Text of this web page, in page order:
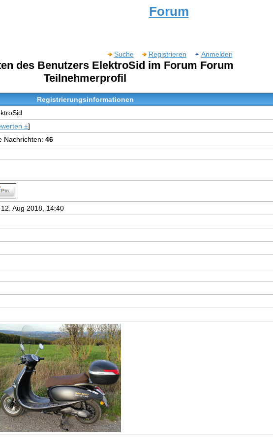
Forum
Suche Registrieren Anmelden
des Benutzers ElektroSid im Forum Forum
Teilnehmerprofil
Registrierungsinformationen
±]
Nachrichten: 46
Aug 2018, 14:40